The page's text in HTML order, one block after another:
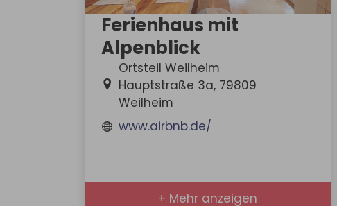
Ferienhaus mit
Alpenblick
Ortsteil Weilheim
Hauptstraße 3a, 79809
Weilheim
www.airbnb.de/
+ Mehr anzeigen